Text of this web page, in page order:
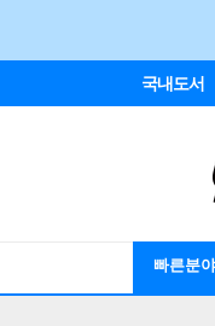
국내도서
빠른분